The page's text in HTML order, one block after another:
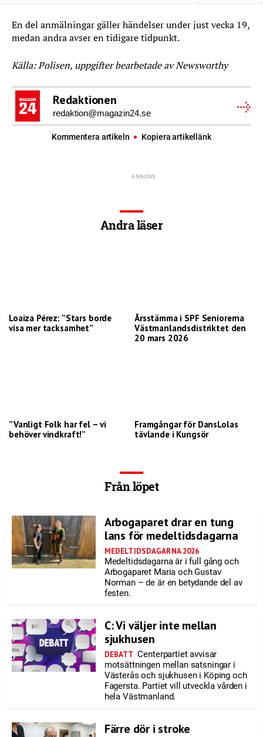
En del anmälningar gäller händelser under just vecka 19,
medan andra avser en tidigare tidpunkt.
Källa: Polisen, uppgifter bearbetade av Newsworthy
Redaktionen
redaktion@magazin24.se
Kommentera artikeln Kopiera artikellänk
Andra läser
Loaiza Pérez: ”Stars borde
visa mer tacksamhet”
Årsstämma i SPF Seniorerna
Västmanlandsdistriktet den
20 mars 2026
”Vanligt Folk har fel – vi
behöver vindkraft!”
Framgångar för DansLolas
tävlande i Kungsör
Från löpet
Arbogaparet drar en tung
lans för medeltidsdagarna
MEDELTIDSDAGARNA 2026
Medeltidsdagarna är i full gång och
Arbogaparet Maria och Gustav
Norman – de är en betydande del av
festen.
C: Vi väljer inte mellan
sjukhusen
DEBATT Centerpartiet avvisar
motsättningen mellan satsningar i
Västerås och sjukhusen i Köping och
Fagersta. Partiet vill utveckla vården i
hela Västmanland.
Färre dör i stroke